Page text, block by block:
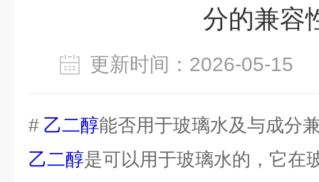
分的兼容
更新时间：2026-05-
# 乙二醇能否用于玻璃水及与成分
乙二醇是可以用于玻璃水的，它在